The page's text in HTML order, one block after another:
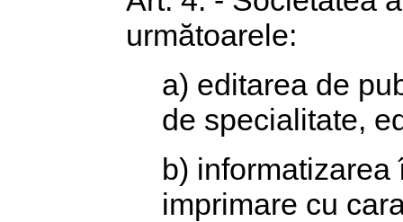
următoarele:
a) editarea de
de specialitate,
b)
imprimare cu